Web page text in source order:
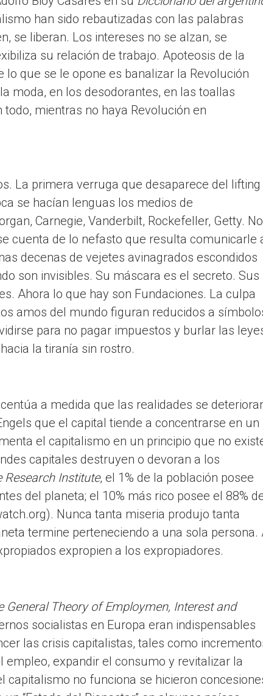
han sido rebautizadas con las palabras
se liberan. Los intereses no se alzan, se
su relación de trabajo. Apoteosis de la
que se le opone es banalizar la Revolución
moda, en los desodorantes, en las toallas
mientras no haya Revolución en
La primera verruga que desaparece del lifting
se hacían lenguas los medios de
Carnegie, Vanderbilt, Rockefeller, Getty. No
cuenta de lo nefasto que resulta comunicarle
decenas de vejetes avinagrados escondidos
son invisibles. Su máscara es el secreto. Sus
Ahora lo que hay son Fundaciones. La culpa
amos del mundo figuran reducidos a
para no pagar impuestos y burlar las
la tiranía sin rostro.
a medida que las realidades se
que el capital tiende a concentrarse en un
el capitalismo en un principio que no
capitales destruyen o devoran a los
Research Institute, el 1% de la población posee
del planeta; el 10% más rico posee el 88%
Nunca tanta miseria produjo tanta
termine perteneciendo a una sola persona.
expropien a los expropiadores.
General Theory of Employmen, Interest and
socialistas en Europa eran indispensables
las crisis capitalistas, tales como
expandir el consumo y revitalizar la
capitalismo no funciona se hicieron